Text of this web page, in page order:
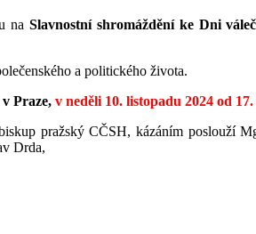
na Slavnostní shromáždění ke Dni
a politického života.
Praze, v neděli 10. listopadu 2024 od
pražský CČSH, kázáním poslouží
Drda,